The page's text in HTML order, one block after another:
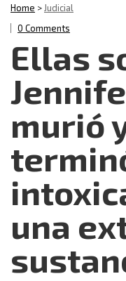
Home >Judicial
0 Comments
Ellas
murió
una